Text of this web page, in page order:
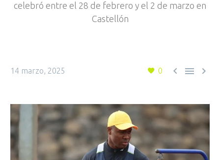
celebró entre el 28 de febrero y el 2 de marzo en
Castellón
0   
14 marzo, 2025